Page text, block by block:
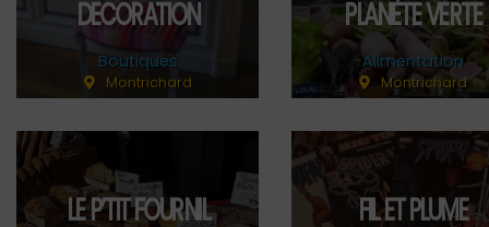
DECORATION
Boutiques
Montrichard
PLANÈTE VERTE
Alimentation
Montrichard
LE P’TIT FOURNIL FIL ET PLUME